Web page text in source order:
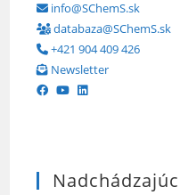
info@SChemS.sk
databaza@SChemS.sk
+421 904 409 426
Newsletter